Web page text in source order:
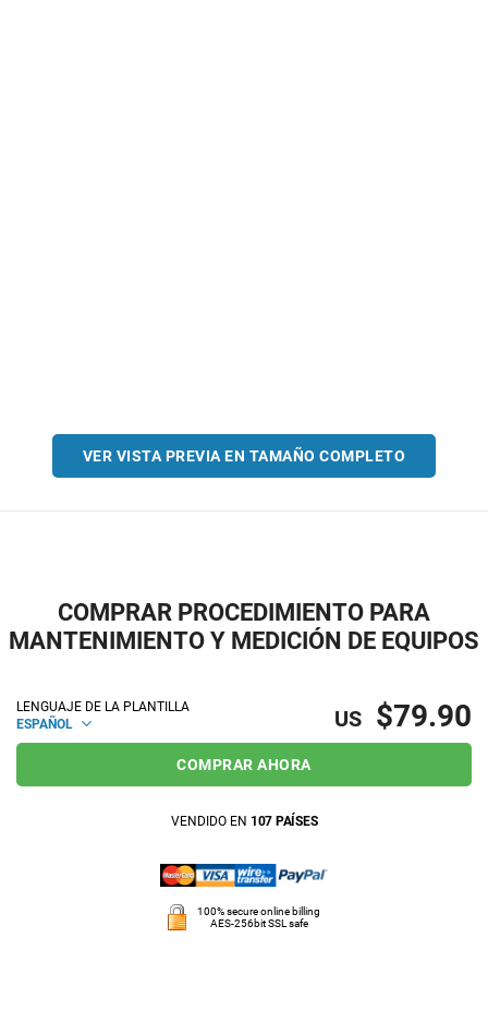
VER VISTA PREVIA EN TAMAÑO COMPLETO
COMPRAR PROCEDIMIENTO PARA
MANTENIMIENTO Y MEDICIÓN DE EQUIPOS
LENGUAJE DE LA PLANTILLA
ESPAÑOL
US $79.90
COMPRAR AHORA
VENDIDO EN 107 PAÍSES
100% secure online billing
AES-256bit SSL safe